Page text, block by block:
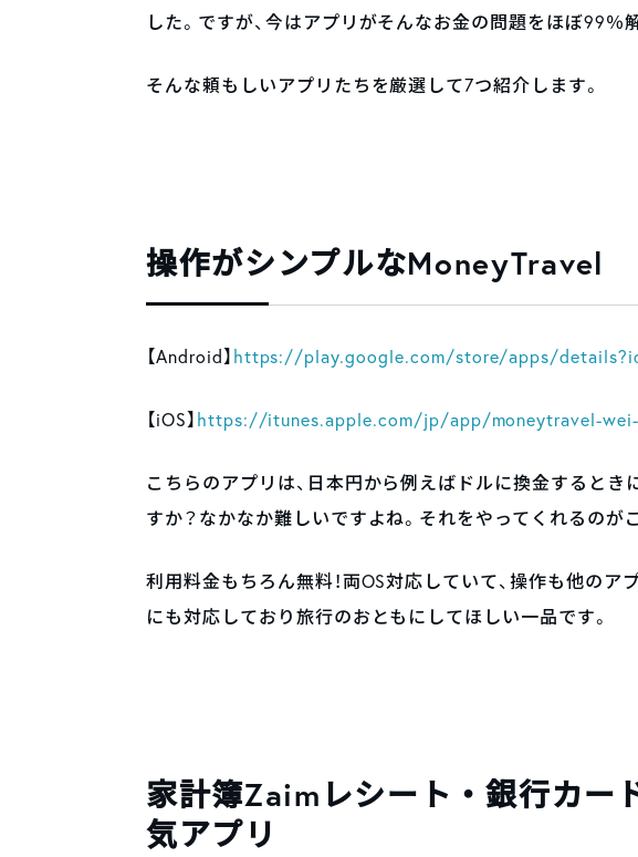
した。ですが、今はアプリがそんなお金の問題をほぼ99％
そんな頼もしいアプリたちを厳選して7つ紹介します。
操作がシンプルなMoneyTravel
【Android】 https://play.google.com/store/apps/
【iOS】 https://itunes.apple.com/jp/app/moneytravel-
こちらのアプリは、日本円から例えばドルに換金すると
すか？なかなか難しいですよね。それをやってくれるのが
利用料金もちろん無料！両OS対応していて、操作も他のア
にも対応しており旅行のおともにしてほしい一品です。
家計簿Zaimレシート・銀行カー
気アプリ